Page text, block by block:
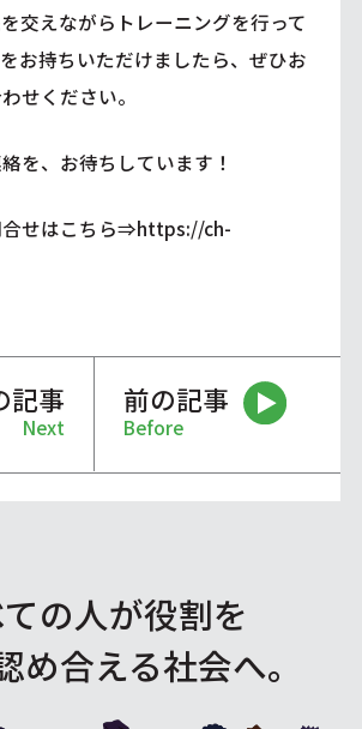
交えながらトレーニングを行って
お持ちいただけましたら、ぜひお
せください。
を、お待ちしています！
せはこちら⇒https://ch-
記事
Next
前の記事
Before
の人が役割を
め合える社会へ。